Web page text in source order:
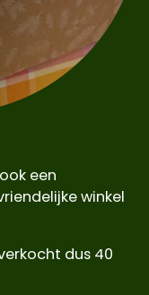
een
winkel
dus 40